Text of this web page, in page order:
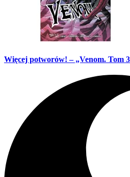
Więcej potworów! – „Venom. Tom